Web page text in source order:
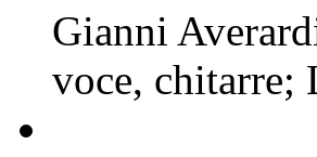
Gianni
voce, chitarre;